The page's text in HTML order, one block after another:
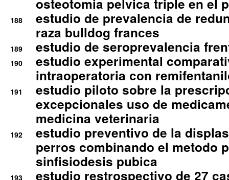
osteotomia pelvica triple en el
188
estudio de prevalencia de
raza bulldog frances
189 estudio de seroprevalencia
190
estudio experimental
intraoperatoria con
191
estudio piloto sobre la
excepcionales uso de
medicina veterinaria
192
estudio preventivo de la
perros combinando el metodo
sinfisiodesis pubica
193
estudio restrospectivo de 27